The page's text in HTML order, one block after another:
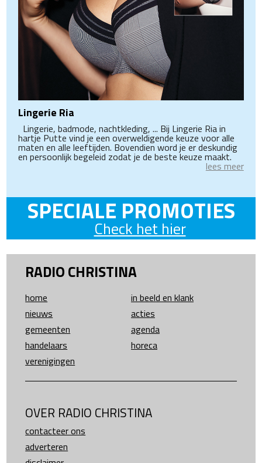
Lingerie Ria
Lingerie, badmode, nachtkleding, ... Bij Lingerie Ria in
hartje Putte vind je een overweldigende keuze voor alle
maten en alle leeftijden. Bovendien word je er deskundig
en persoonlijk begeleid zodat je de beste keuze maakt.
lees meer
SPECIALE PROMOTIES
Check het hier
RADIO CHRISTINA
home
in beeld en klank
nieuws
acties
gemeenten
agenda
handelaars
horeca
verenigingen
OVER RADIO CHRISTINA
contacteer ons
adverteren